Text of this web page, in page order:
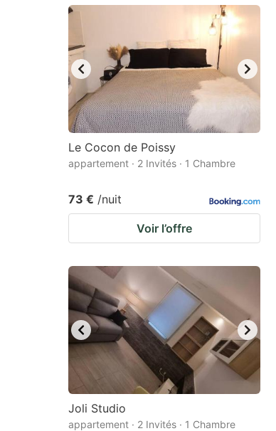
to
get
the
keyboard
shortcuts
for
dates.
Le Cocon de Poissy
appartement · 2 Invités · 1 Chambre
73 € /nuit
Voir l’offre
Joli Studio
appartement · 2 Invités · 1 Chambre